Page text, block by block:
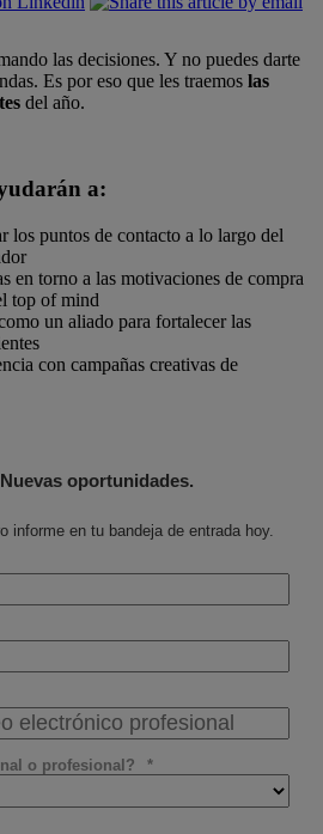
las decisiones. Y no puedes darte
Es por eso que les traemos las
del año.
a:
los puntos de contacto a lo largo del
en torno a las motivaciones de compra
top of mind
un aliado para fortalecer las
con campañas creativas de
oportunidades.
informe en tu bandeja de entrada hoy.
o profesional?